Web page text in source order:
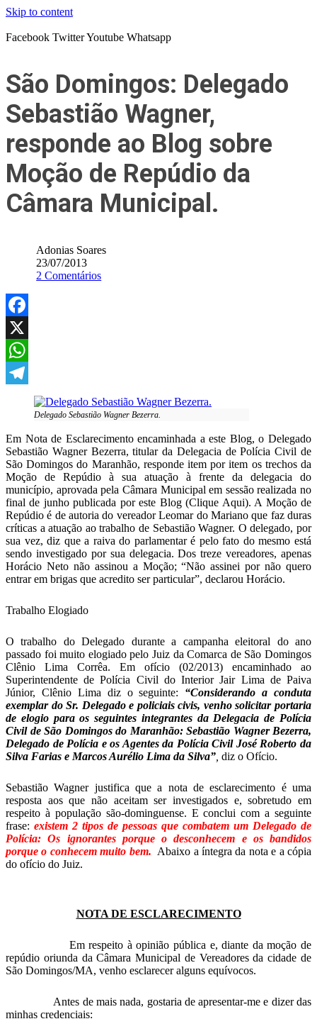
Skip to content
Facebook TwitterYoutube Whatsapp
São Domingos: Delegado
Sebastião Wagner,
responde ao Blog sobre
Moção de Repúdio da
Câmara Municipal.
Adonias Soares
23/07/2013
2 Comentários
Facebook
X
WhatsApp
Telegram
Delegado Sebastião Wagner Bezerra.
Em Nota de Esclarecimento encaminhada a este Blog, o Delegado
Sebastião Wagner Bezerra, titular da Delegacia de Polícia Civil de
São Domingos do Maranhão, responde item por item os trechos da
Moção de Repúdio à sua atuação à frente da delegacia do
município, aprovada pela Câmara Municipal em sessão realizada no
final de junho publicada por este Blog (Clique Aqui). A Moção de
Repúdio é de autoria do vereador Leomar do Mariano que faz duras
críticas a atuação ao trabalho de Sebastião Wagner. O delegado, por
sua vez, diz que a raiva do parlamentar é pelo fato do mesmo está
sendo investigado por sua delegacia. Dos treze vereadores, apenas
Horácio Neto não assinou a Moção; “Não assinei por não quero
entrar em brigas que acredito ser particular”, declarou Horácio.
Trabalho Elogiado
O trabalho do Delegado durante a campanha eleitoral do ano
passado foi muito elogiado pelo Juiz da Comarca de São Domingos
Clênio Lima Corrêa. Em ofício (02/2013) encaminhado ao
Superintendente de Polícia Civil do Interior Jair Lima de Paiva
Júnior, Clênio Lima diz o seguinte: “Considerando a conduta
exemplar do Sr. Delegado e policiais civis, venho solicitar portaria
de elogio para os seguintes integrantes da Delegacia de Polícia
Civil de São Domingos do Maranhão: Sebastião Wagner Bezerra,
Delegado de Polícia e os Agentes da Polícia Civil José Roberto da
Silva Farias e Marcos Aurélio Lima da Silva” diz o Ofício.
Sebastião Wagner justifica que a nota de esclarecimento é uma
resposta aos que não aceitam ser investigados e, sobretudo em
respeito à população são-dominguense. E conclui com a seguinte
frase: existem 2 tipos de pessoas que combatem um Delegado de
Polícia: Os ignorantes porque o desconhecem e os bandidos
porque o conhecem muito bem. Abaixo a íntegra da nota e a cópia
do ofício do Juiz.
NOTA DE ESCLARECIMENTO
Em respeito à opinião pública e, diante da moção de
repúdio oriunda da Câmara Municipal de Vereadores da cidade de
São Domingos/MA, venho esclarecer alguns equívocos.
Antes de mais nada, gostaria de apresentar-me e dizer das
minhas credenciais: